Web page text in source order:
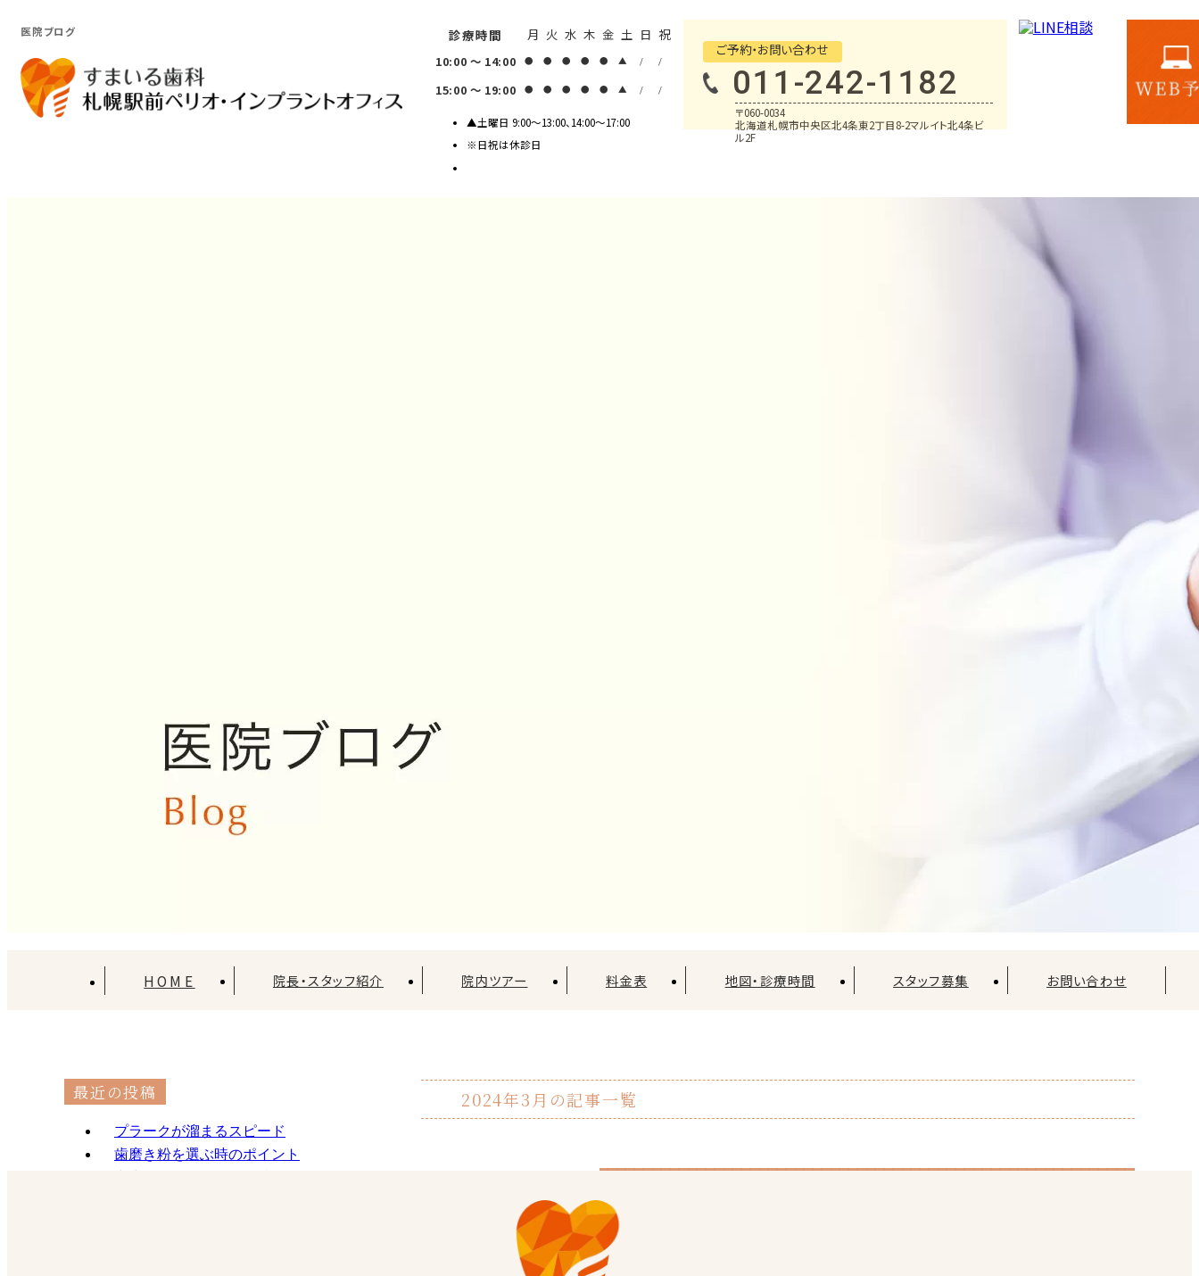
医院ブログ 診療時間 月 火 水 木 金 土 日 祝
10:00 ～ 14:00 ● ● ● ● ● ▲ / /
15:00 ～ 19:00 ● ● ● ● ● ▲ / /
▲土曜日 9:00～13:00、14:00～17:00
※日祝は休診日
ご予約・お問い合わせ
011-242-1182
〒060-0034
北海道札幌市中央区北4条東2丁目8-2マルイト北4条ビ
ル2F
HOME 院長・スタッフ紹介 院内ツアー 料金表 地図・診療時間 スタッフ募集 お問い合わせ
最近の投稿
プラークが溜まるスピード
歯磨き粉を選ぶ時のポイント
2024年3月の記事一覧
当院は学会に参加しているスタッフが多くいます☺ その中でも多くのスタッフが参
加しているのが 〚 インプラント学会 〛になります！ なんと、専門医・専門歯